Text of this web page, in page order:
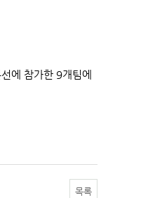
에 참가한 9개팀에
목록